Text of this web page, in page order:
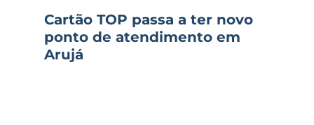
Cartão TOP passa a ter novo
ponto de atendimento em
Arujá